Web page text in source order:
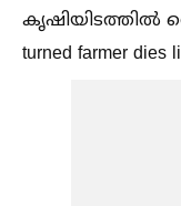
കൃഷിയിടത്തില്‍
turned farmer dies